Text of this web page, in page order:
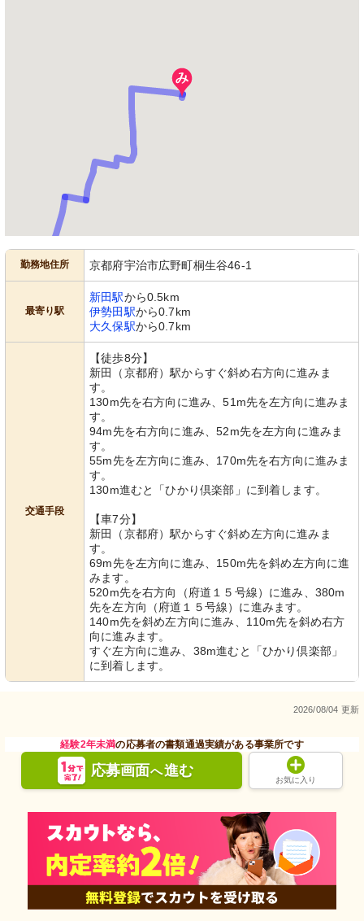
勤務地住所 京都府宇治市広野町桐生谷46-1
最寄り駅
新田駅から0.5km
伊勢田駅から0.7km
大久保駅から0.7km
交通手段
【徒歩8分】
新田（京都府）駅からすぐ斜め右方向に進みま
す。
130m先を右方向に進み、51m先を左方向に進みま
す。
94m先を右方向に進み、52m先を左方向に進みま
す。
55m先を左方向に進み、170m先を右方向に進みま
す。
130m進むと「ひかり倶楽部」に到着します。
【車7分】
新田（京都府）駅からすぐ斜め左方向に進みま
す。
69m先を左方向に進み、150m先を斜め左方向に進
みます。
520m先を右方向（府道１５号線）に進み、380m
先を左方向（府道１５号線）に進みます。
140m先を斜め左方向に進み、110m先を斜め右方
向に進みます。
すぐ左方向に進み、38m進むと「ひかり倶楽部」
に到着します。
2026/08/04 更新
経験2年未満の応募者の書類通過実績がある事業所です
応募画面へ進む
お気に入り